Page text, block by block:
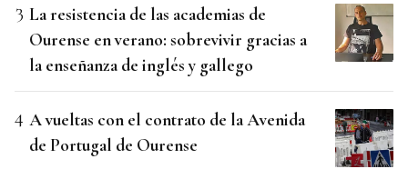
La resistencia de las academias de
Ourense en verano: sobrevivir gracias a
la enseñanza de inglés y gallego
A vueltas con el contrato de la Avenida
de Portugal de Ourense